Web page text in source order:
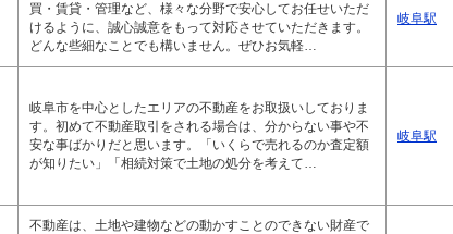
買・賃貸・管理など、様々な分野で安心してお任せいただ
けるように、誠心誠意をもって対応させていただきます。
どんな些細なことでも構いません。ぜひお気軽…
岐阜駅
岐阜市を中心としたエリアの不動産をお取扱いしておりま
す。初めて不動産取引をされる場合は、分からない事や不
安な事ばかりだと思います。「いくらで売れるのか査定額
が知りたい」「相続対策で土地の処分を考えて…
岐阜駅
不動産は、土地や建物などの動かすことのできない財産で